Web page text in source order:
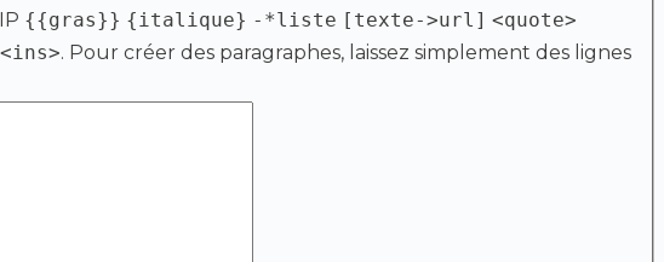
{{gras}} {italique} -*liste [texte->url] <quote>
<ins>. Pour créer des paragraphes, laissez simplement des lignes